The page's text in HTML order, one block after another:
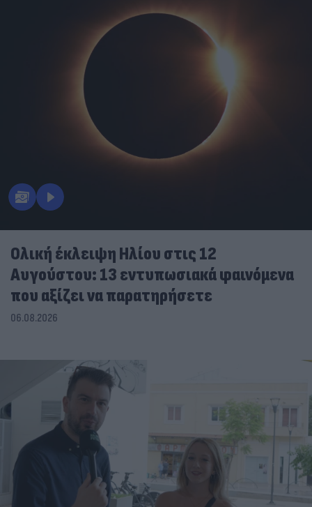
Ολική έκλειψη Ηλίου στις 12
Αυγούστου: 13 εντυπωσιακά φαινόμενα
που αξίζει να παρατηρήσετε
06.08.2026